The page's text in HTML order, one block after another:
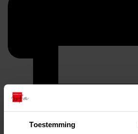
Toestemming
duurzaam webadres